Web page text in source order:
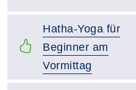
Hatha-Yoga für
Beginner am
Vormittag